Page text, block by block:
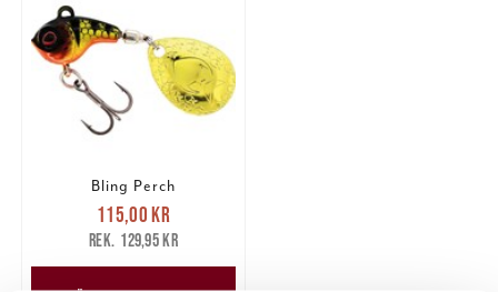
Bling Perch
Nuvarande pris
115,00 krTidigare pris
129,95 kr
115,00 kr
129,95 kr